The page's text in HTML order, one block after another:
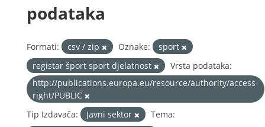
podataka
Formati: csv / zip Oznake:
sport
registar šport sport djelatnost
Vrsta podataka:
http://publications.europa.eu/resource/authority/access-
right/PUBLIC
Tip Izdavača:
Javni sektor
Tema: